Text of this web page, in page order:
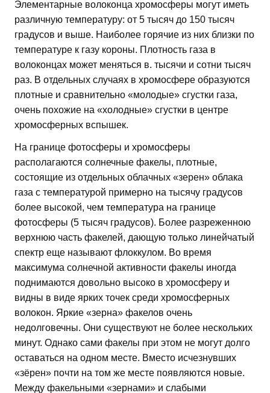
Элементарные волоконца хромосферы могут иметь
различную температуру: от 5 тысяч до 150 тысяч
градусов и выше. Наиболее горячие из них близки по
температуре к газу короны. Плотность газа в
волоконцах может меняться в. тысячи и сотни тысяч
раз. В отдельных случаях в хромосфере образуются
плотные и сравнительно «молодые» сгустки газа,
очень похожие на «холодные» сгустки в центре
хромосферных вспышек.
На границе фотосферы и хромосферы
располагаются солнечные факелы, плотные,
состоящие из отдельных облачных «зерен» облака
газа с температурой примерно на тысячу градусов
более высокой, чем температура на границе
фотосферы (5 тысяч градусов). Более разреженною
верхнюю часть факелей, дающую только линейчатый
спектр еще называют флоккулом. Во время
максимума солнечной активности факелы иногда
поднимаются довольно высоко в хромосферу и
видны в виде ярких точек среди хромосферных
волокон. Яркие «зерна» факелов очень
недолговечны. Они существуют не более нескольких
минут. Однако сами факелы при этом не могут долго
оставаться на одном месте. Вместо исчезнувших
«зёрен» почти на том же месте появляются новые.
Между факельными «зернами» и слабыми